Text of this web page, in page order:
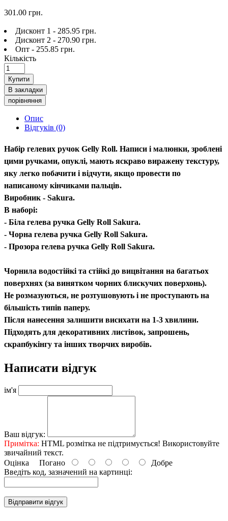
301.00 грн.
Дисконт 1 - 285.95 грн.
Дисконт 2 - 270.90 грн.
Опт - 255.85 грн.
Кількість
Купити
В закладки
порівняння
Опис
Відгуків (0)
Набір гелевих ручок Gelly Roll. Написи і малюнки, зроблені
цими ручками, опуклі, мають яскраво виражену текстуру,
яку легко побачити і відчути, якщо провести по
написаному кінчиками пальців.
Виробник - Sakura.
В наборі:
- Біла гелева ручка Gelly Roll Sakura.
- Чорна гелева ручка Gelly Roll Sakura.
- Прозора гелева ручка Gelly Roll Sakura.
Чорнила водостійкі та стійкі до вицвітання на багатьох
поверхнях (за винятком чорних блискучих поверхонь).
Не розмазуються, не розтушовують і не проступають на
більшість типів паперу.
Після нанесення залишити висихати на 1-3 хвилини.
Підходять для декоративних листівок, запрошень,
скрапбукінгу та інших творчих виробів.
Написати відгук
ім'я
Ваш відгук:
Примітка: HTML розмітка не підтримується! Використовуйте
звичайний текст.
Оцінка Погано
Добре
Введіть код, зазначений на картинці:
Відправити відгук